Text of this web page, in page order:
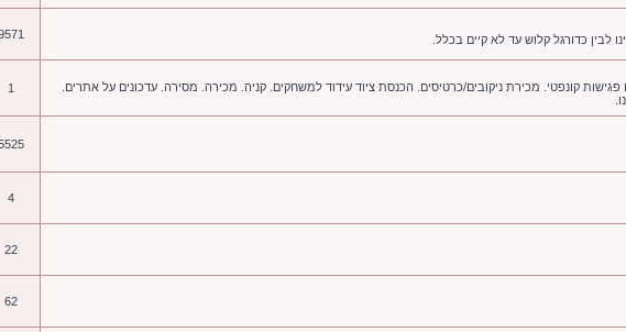
לבין כדורגל קלוש עד לא קיים בכלל.
קונפטי. מכירת ניקובים/כרטיסים. הכנסת ציוד עידוד למשחקים. קניה. מכירה. מסירה. עדכונים על אתרים.
1
4
22
62